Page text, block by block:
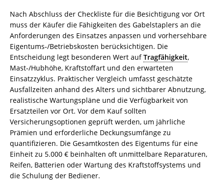
Nach Abschluss der Checkliste für die Besichtigung vor Ort
muss der Käufer die Fähigkeiten des Gabelstaplers an die
Anforderungen des Einsatzes anpassen und vorhersehbare
Eigentums‑/Betriebskosten berücksichtigen. Die
Entscheidung legt besonderen Wert aufTragfähigkeit,
Mast‑/Hubhöhe, Kraftstoffart und den erwarteten
Einsatzzyklus. Praktischer Vergleich umfasst geschätzte
Ausfallzeiten anhand des Alters und sichtbarer Abnutzung,
realistische Wartungspläne und die Verfügbarkeit von
Ersatzteilen vor Ort. Vor dem Kauf sollten
Versicherungsoptionen geprüft werden, um jährliche
Prämien und erforderliche Deckungsumfänge zu
quantifizieren. Die Gesamtkosten des Eigentums für eine
Einheit zu 5.000 € beinhalten oft unmittelbare Reparaturen,
Reifen, Batterien oder Wartung des Kraftstoffsystems und
die Schulung der Bediener.